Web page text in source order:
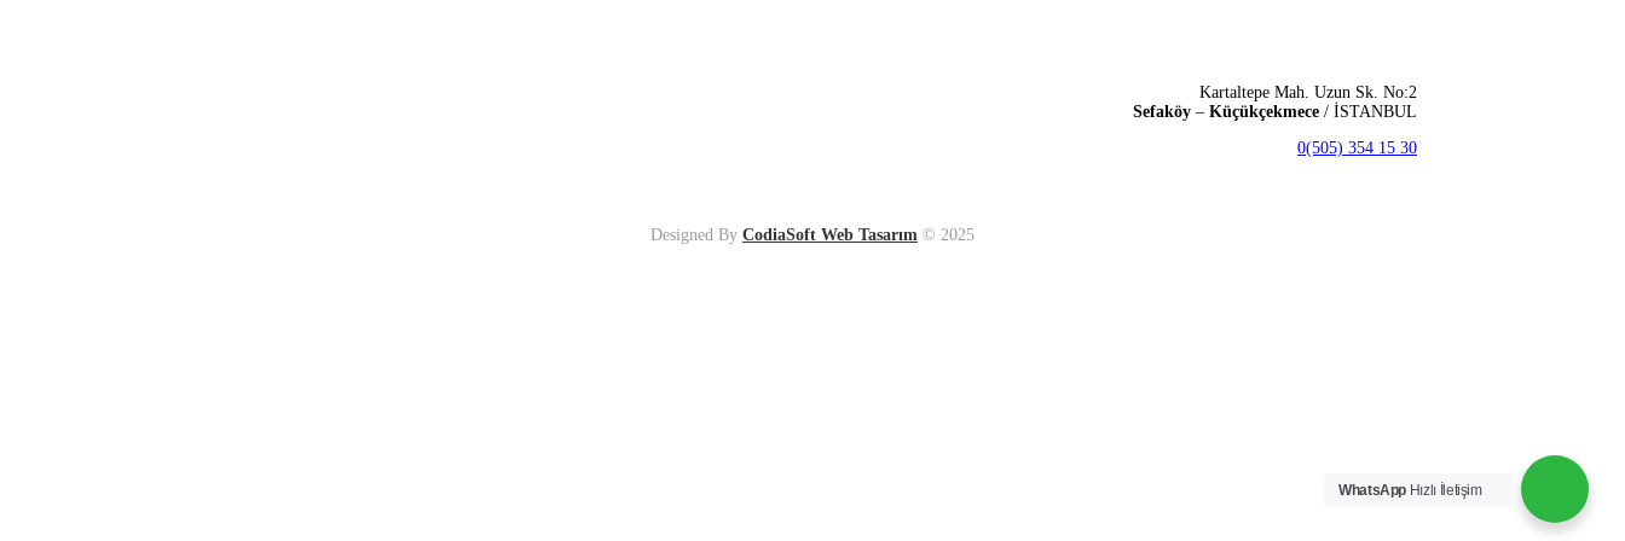
Kartaltepe Mah. Uzun Sk. No:2
Sefaköy – Küçükçekmece / İSTANBUL
0(505) 354 15 30
Designed By CodiaSoft Web Tasarım © 2025
WhatsApp Hızlı İletişim